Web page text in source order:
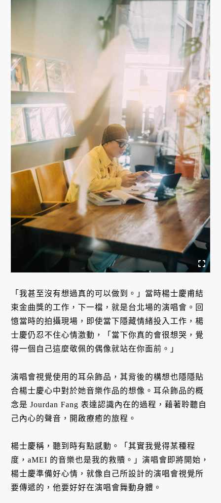
「我甚至沒有想過真的可以做到。」當時楊士慶甫結
束金曲獎的工作，下一檔，就是台北場的演唱會。回
憶當時的拍攝現場，即使當下隱藏情緒投入工作，楊
士慶仍忍不住心情激動，「當下你真的會很想哭，覺
得一個自己這麼敬佩的偶像就站在你面前。」
演唱會視覺使用的耳朵飾品，其背後的構想也隱隱貼
合楊士慶心中對於她音樂作品的想像。耳朵飾品的概
念是 Jourdan Fang 表達認識內在的過程，藉著聆聽自
己內心的聲音，開啟療癒的旅程。
楊士慶稱，聽到時有點感動。「其實我覺得某種程
度，aMEI 的音樂也是我的救贖。」演唱會即將開始，
楊士慶準備好心情，就像自己所設計的演唱會視覺所
要傳遞的，他要好好在演唱會舞動身體。